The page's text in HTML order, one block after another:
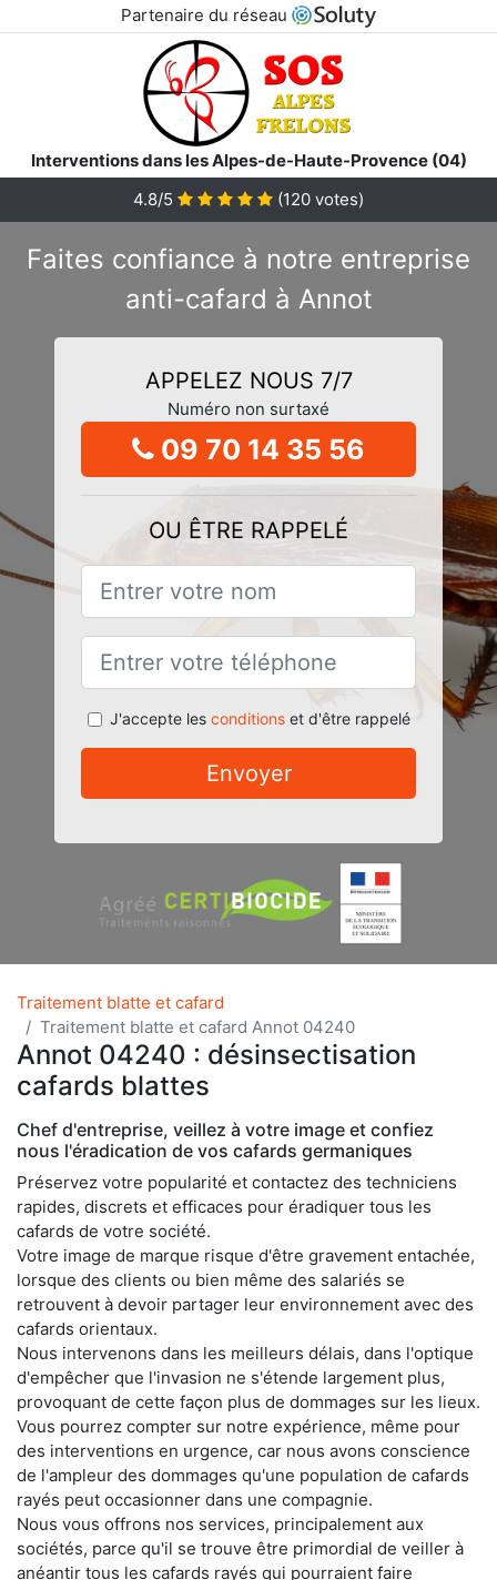
Partenaire du réseau
Interventions dans les Alpes-de-Haute-Provence (04)
4.8/5
(120 votes)
Faites confiance à notre entreprise
anti-cafard à Annot
APPELEZ NOUS 7/7
Numéro non surtaxé
09 70 14 35 56
OU ÊTRE RAPPELÉ
J'accepte les conditionset d'être rappelé
Envoyer
Traitement blatte et cafard
Traitement blatte et cafard Annot 04240
Annot 04240 : désinsectisation
cafards blattes
Chef d'entreprise, veillez à votre image et confiez
nous l'éradication de vos cafards germaniques
Préservez votre popularité et contactez des techniciens
rapides, discrets et efficaces pour éradiquer tous les
cafards de votre société.
Votre image de marque risque d'être gravement entachée,
lorsque des clients ou bien même des salariés se
retrouvent à devoir partager leur environnement avec des
cafards orientaux.
Nous intervenons dans les meilleurs délais, dans l'optique
d'empêcher que l'invasion ne s'étende largement plus,
provoquant de cette façon plus de dommages sur les lieux.
Vous pourrez compter sur notre expérience, même pour
des interventions en urgence, car nous avons conscience
de l'ampleur des dommages qu'une population de cafards
rayés peut occasionner dans une compagnie.
Nous vous offrons nos services, principalement aux
sociétés, parce qu'il se trouve être primordial de veiller à
anéantir tous les cafards rayés qui pourraient faire